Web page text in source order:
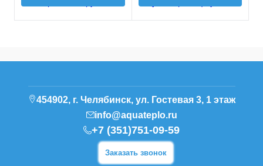
454902, г. Челябинск, ул. Гостевая 3, 1 этаж
info@aquateplo.ru
+7 (351)751-09-59
Заказать звонок